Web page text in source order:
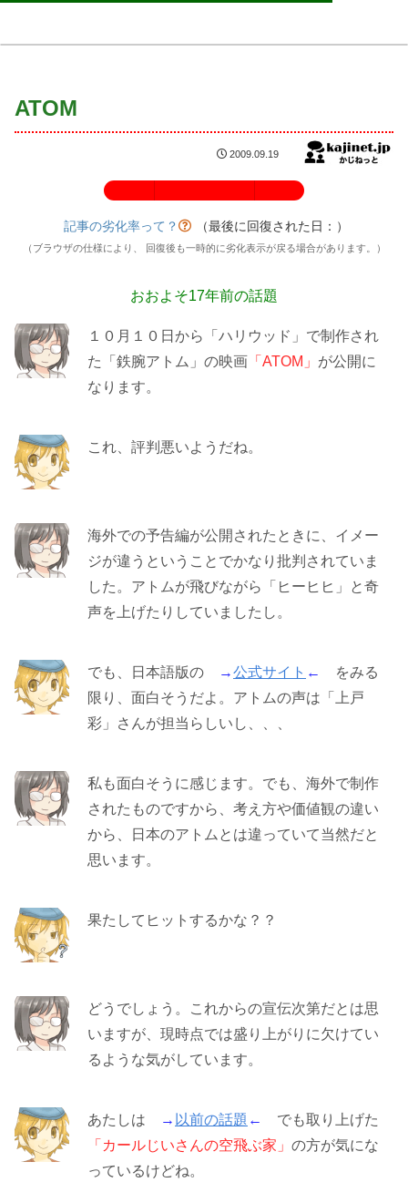
ATOM
2009.09.19
記事の劣化率って？ （最後に回復された日： ）
（ブラウザの仕様により、 回復後も一時的に劣化表示が戻る場合があります。）
おおよそ17年前の話題
１０月１０日から「ハリウッド」で制作され
た「鉄腕アトム」の映画 「ATOM」 が公開に
なります。
これ、評判悪いようだね。
海外での予告編が公開されたときに、イメー
ジが違うということでかなり批判されていま
した。アトムが飛びながら「ヒーヒヒ」と奇
声を上げたりしていましたし。
でも、日本語版の →公式サイト ←
をみる
限り、面白そうだよ。アトムの声は「上戸
彩」さんが担当らしいし、、、
私も面白そうに感じます。でも、海外で制作
されたものですから、考え方や価値観の違い
から、日本のアトムとは違っていて当然だと
思います。
果たしてヒットするかな？？
どうでしょう。これからの宣伝次第だとは思
いますが、現時点では盛り上がりに欠けてい
るような気がしています。
あたしは → 以前の話題 ←
でも取り上げた
「カールじいさんの空飛ぶ家」 の方が気にな
っているけどね。